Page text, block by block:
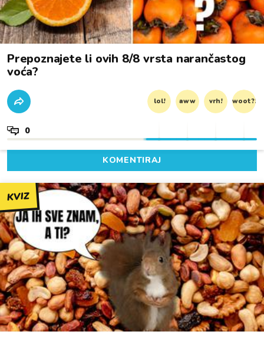
Prepoznajete li ovih 8/8 vrsta narančastog
voća?
lol! aww vrh! woot?!
0
KOMENTIRAJ
KVIZ